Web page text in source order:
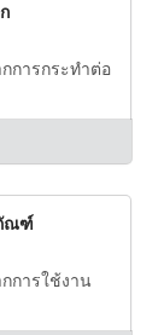
การกระทำต่อ
ณฑ์
การใช้งาน